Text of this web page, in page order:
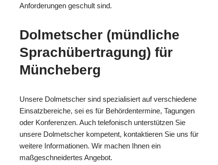
Anforderungen geschult sind.
Dolmetscher (mündliche
Sprachübertragung) für
Müncheberg
Unsere Dolmetscher sind spezialisiert auf verschiedene
Einsatzbereiche, sei es für Behördentermine, Tagungen
oder Konferenzen. Auch telefonisch unterstützen Sie
unsere Dolmetscher kompetent, kontaktieren Sie uns für
weitere Informationen. Wir machen Ihnen ein
maßgeschneidertes Angebot.